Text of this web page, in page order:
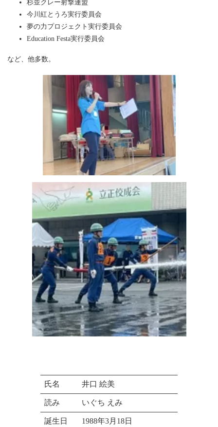
杉並クレー射撃連盟
今川紅とうろ実行委員会
夢の力プロジェクト実行委員会
Education Festa実行委員会
など、他多数。
氏名 井口 絵美
読み いぐち えみ
誕生日 1988年3月18日